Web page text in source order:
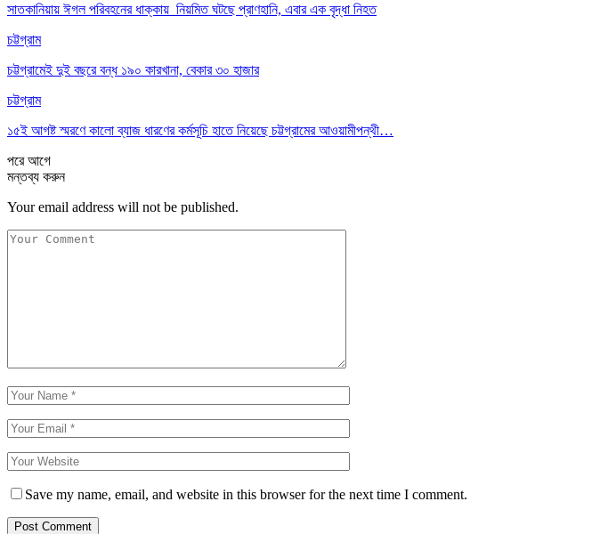
সাতকানিয়ায় ঈগল পরিবহনের ধাক্কায় নিয়মিত ঘটছে প্রাণহানি, এবার এক বৃদ্ধা নিহত
চট্টগ্রাম
চট্টগ্রামেই দুই বছরে বন্ধ ১৯০ কারখানা, বেকার ৩০ হাজার
চট্টগ্রাম
১৫ই আগষ্ট স্মরণে কালো ব্যাজ ধারণের কর্মসূচি হাতে নিয়েছে চট্টগ্রামের আওয়ামীপন্থী…
পরেআগে
মন্তব্য করুন
Your email address will not be published.
Save my name, email, and website in this browser for the next time I comment.